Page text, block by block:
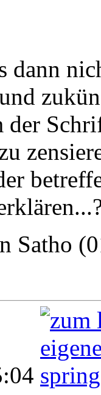
dann
der
Satho